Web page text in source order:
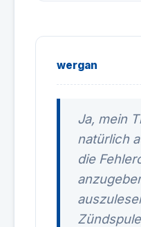
wergan
Ja, mein
natürlich
die